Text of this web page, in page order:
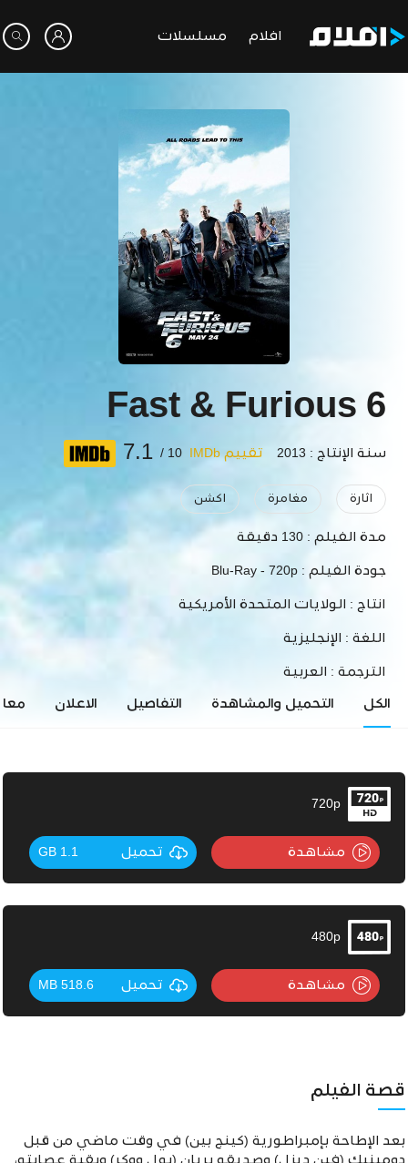
افلام مسلسلات
Fast & Furious 6
سنة الإنتاج : 2013 تقييم IMDb 10 /
7.1
اثارة مغامرة اكشن
مدة الفيلم : 130 دقيقة
جودة الفيلم : Blu-Ray - 720p
انتاج : الولايات المتحدة الأمريكية
اللغة : الإنجليزية
الترجمة : العربية
الكل التحميل والمشاهدة التفاصيل الاعلان
720p
مشاهدة تحميل 1.1 GB
480p
مشاهدة تحميل 518.6 MB
قصة الفيلم
بعد الإطاحة بإمبراطورية (كينج بين) في وقت ماضي من قبل